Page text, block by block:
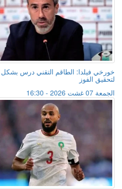
خورخي فيلدا: الطاقم التقني درس
لتحقيق الفوز
الجمعة 07 غشت 2026 - 16:30